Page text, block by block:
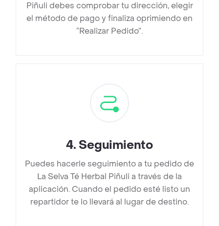
Piñuli debes comprobar tu dirección, elegir
el método de pago y finaliza oprimiendo en
“Realizar Pedido”.
4. Seguimiento
Puedes hacerle seguimiento a tu pedido de
La Selva Té Herbal Piñuli a través de la
aplicación. Cuando el pedido esté listo un
repartidor te lo llevará al lugar de destino.